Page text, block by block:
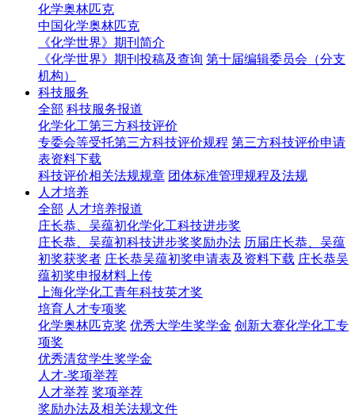
化学奥林匹克
中国化学奥林匹克
《化学世界》期刊简介
《化学世界》期刊投稿及查询 第十届编辑委员会（分支
机构）
科技服务
全部 科技服务报道
化学化工第三方科技评价
专委会等受托第三方科技评价规程 第三方科技评价申请
表资料下载
科技评价相关法规规章 团体标准管理规程及法规
人才培养
全部 人才培养报道
庄长恭、吴蕴初化学化工科技进步奖
庄长恭、吴蕴初科技进步奖奖励办法 历届庄长恭、吴蕴
初奖获奖者 庄长恭吴蕴初奖申请表及资料下载 庄长恭吴
蕴初奖申报材料上传
上海化学化工青年科技英才奖
培育人才专项奖
化学奥林匹克奖 优秀大学生奖学金 创新大赛化学化工专
项奖
优秀清贫学生奖学金
人才-奖项举荐
人才举荐 奖项举荐
奖励办法及相关法规文件